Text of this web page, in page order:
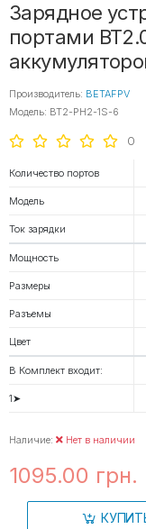
Зарядное
портами
Производитель: BETAFPV
Модель: BT2-PH2-1S-6
0
Количество портов
Модель
Ток зарядки
Мощность
Размеры
Разъемы
Цвет
В Комплект входит:
1➤
Наличие: Нет в наличии
1095.00 грн.